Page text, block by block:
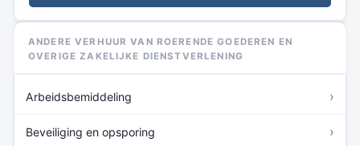
ANDERE VERHUUR VAN ROERENDE GOEDEREN EN
OVERIGE ZAKELIJKE DIENSTVERLENING
Arbeidsbemiddeling ›
Beveiliging en opsporing ›